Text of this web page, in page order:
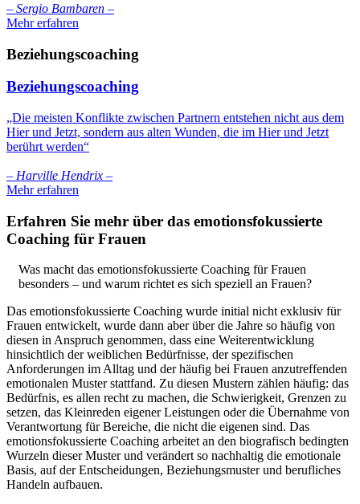
– Sergio Bambaren –
Mehr erfahren
Beziehungs­coaching
Beziehungs­coaching
„Die meisten Konflikte zwischen Partnern entstehen nicht aus dem
Hier und Jetzt, sondern aus alten Wunden, die im Hier und Jetzt
berührt werden“
– Harville Hendrix –
Mehr erfahren
Erfahren Sie mehr über das emotionsfokussierte
Coaching für Frauen
Was macht das emotionsfokussierte Coaching für Frauen
besonders – und warum richtet es sich speziell an Frauen?
Das emotionsfokussierte Coaching wurde initial nicht exklusiv für
Frauen entwickelt, wurde dann aber über die Jahre so häufig von
diesen in Anspruch genommen, dass eine Weiterentwicklung
hinsichtlich der weiblichen Bedürfnisse, der spezifischen
Anforderungen im Alltag und der häufig bei Frauen anzutreffenden
emotionalen Muster stattfand. Zu diesen Mustern zählen häufig: das
Bedürfnis, es allen recht zu machen, die Schwierigkeit, Grenzen zu
setzen, das Kleinreden eigener Leistungen oder die Übernahme von
Verantwortung für Bereiche, die nicht die eigenen sind. Das
emotionsfokussierte Coaching arbeitet an den biografisch bedingten
Wurzeln dieser Muster und verändert so nachhaltig die emotionale
Basis, auf der Entscheidungen, Beziehungsmuster und berufliches
Handeln aufbauen.